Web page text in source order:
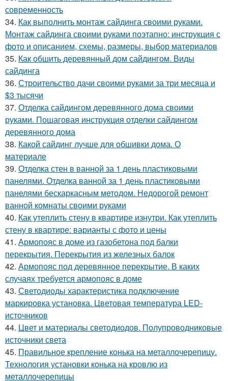
современность
34. Как выполнить монтаж сайдинга своими руками.
Монтаж сайдинга своими руками поэтапно: инструкция с
фото и описанием, схемы, размеры, выбор материалов
35. Как обшить деревянный дом сайдингом. Виды
сайдинга
36. Строительство дачи своими руками за три месяца и
$3 тысячи
37. Отделка сайдингом деревянного дома своими
руками. Пошаговая инструкция отделки сайдингом
деревянного дома
38. Какой сайдинг лучше для обшивки дома. О
материале
39. Отделка стен в ванной за 1 день пластиковыми
панелями. Отделка ванной за 1 день пластиковыми
панелями бескаркасным методом. Недорогой ремонт
ванной комнаты своими руками
40. Как утеплить стену в квартире изнутри. Как утеплить
стену в квартире: варианты с фото и цены
41. Армопояс в доме из газобетона под балки
перекрытия. Перекрытия из железных балок
42. Армопояс под деревянное перекрытие. В каких
случаях требуется армопояс в доме
43. Светодиоды характеристика подключение
маркировка установка. Цветовая температура LED-
источников
44. Цвет и материалы светодиодов. Полупроводниковые
источники света
45. Правильное крепление конька на металлочерепицу.
Технология установки конька на кровлю из
металлочерепицы